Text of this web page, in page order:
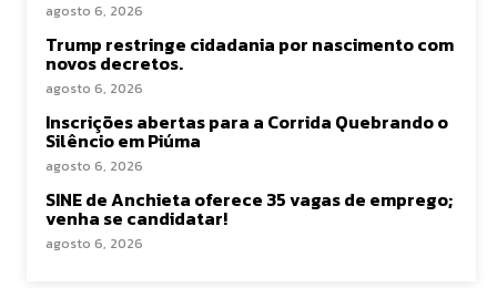
agosto 6, 2026
Trump restringe cidadania por nascimento com
novos decretos.
agosto 6, 2026
Inscrições abertas para a Corrida Quebrando o
Silêncio em Piúma
agosto 6, 2026
SINE de Anchieta oferece 35 vagas de emprego;
venha se candidatar!
agosto 6, 2026